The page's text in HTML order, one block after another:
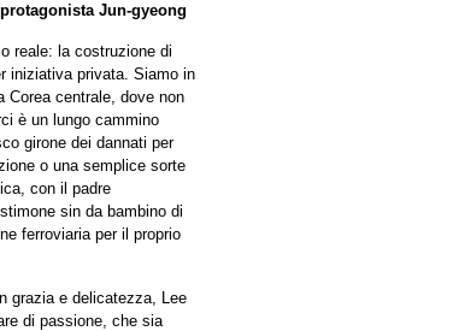
Jun-gyeong
reale: la costruzione di
iniziativa privata. Siamo in
Corea centrale, dove non
è un lungo cammino
girone dei dannati per
o una semplice sorte
con il padre
sin da bambino di
ferroviaria per il proprio
grazia e delicatezza, Lee
di passione, che sia